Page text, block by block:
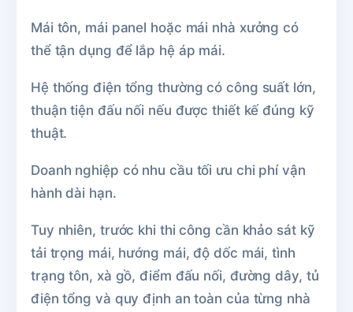
Mái tôn, mái panel hoặc mái nhà xưởng có
thể tận dụng để lắp hệ áp mái.
Hệ thống điện tổng thường có công suất lớn,
thuận tiện đấu nối nếu được thiết kế đúng kỹ
thuật.
Doanh nghiệp có nhu cầu tối ưu chi phí vận
hành dài hạn.
Tuy nhiên, trước khi thi công cần khảo sát kỹ
tải trọng mái, hướng mái, độ dốc mái, tình
trạng tôn, xà gồ, điểm đấu nối, đường dây, tủ
điện tổng và quy định an toàn của từng nhà